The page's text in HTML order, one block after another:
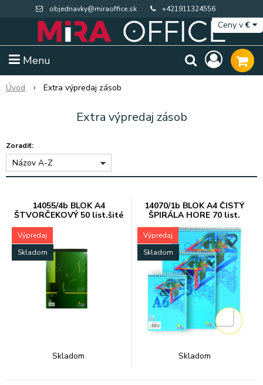
objednavky@miraoffice.sk +421911324556
Menu
Ceny v€
Extra výpredaj zásob Výpredaj BTS
Úvod Extra výpredaj zásob
Extra výpredaj zásob
Zoradiť:
Názov A-Z
14055/4b BLOK A4
ŠTVORČEKOVÝ 50 list.šité
10/1200
Výpredaj
Skladom
Skladom
14070/1b BLOK A4 ČISTÝ
ŠPIRÁLA HORE 70 list.
10/1200
Výpredaj
Skladom
Skladom